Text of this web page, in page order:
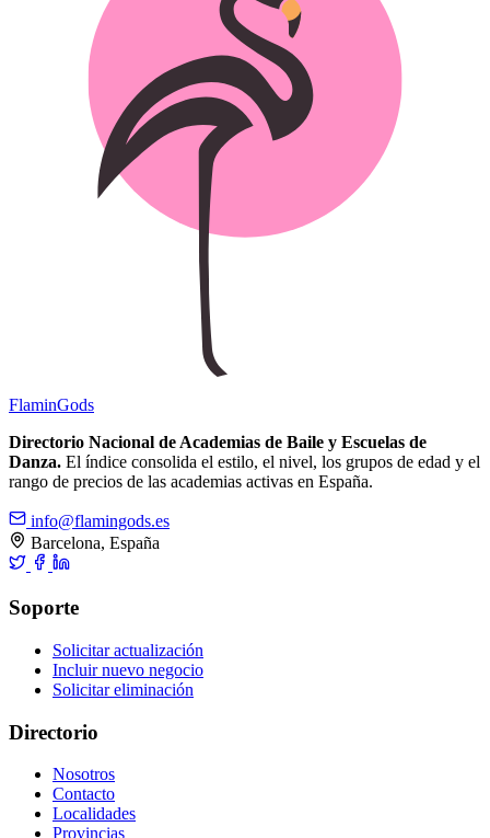
FlaminGods
Directorio Nacional de Academias de Baile y Escuelas de
Danza. El índice consolida el estilo, el nivel, los grupos de edad y el
rango de precios de las academias activas en España.
info@flamingods.es
Barcelona, España
Soporte
Solicitar actualización
Incluir nuevo negocio
Solicitar eliminación
Directorio
Nosotros
Contacto
Localidades
Provincias